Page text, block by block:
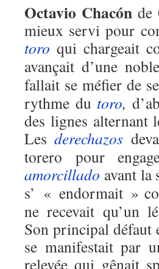
Octavio Chacón de
mieux servi pour
toro qui chargeait
avançait d’une
fallait se méfier de
rythme du toro,
des lignes alternant
Lesderechazos
torero pour
amorcillado avant la
s’ « endormait »
ne recevait qu’un
Son principal défaut
se manifestait par
relevée qui gênait